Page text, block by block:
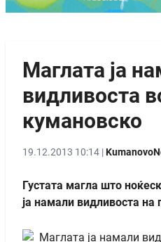
Маглата ја
видливоста
кумановско
19.12.2013 10:14 |
Густата магла што
ја намали видливоста